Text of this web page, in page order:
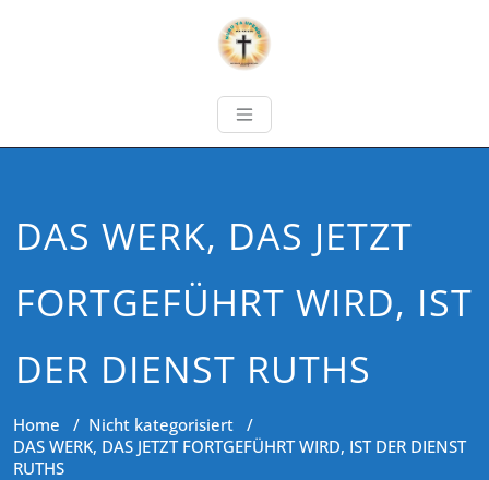
DAS WERK, DAS JETZT
FORTGEFÜHRT WIRD, IST
DER DIENST RUTHS
Home / Nicht kategorisiert /
DAS WERK, DAS JETZT FORTGEFÜHRT WIRD, IST DER DIENST
RUTHS